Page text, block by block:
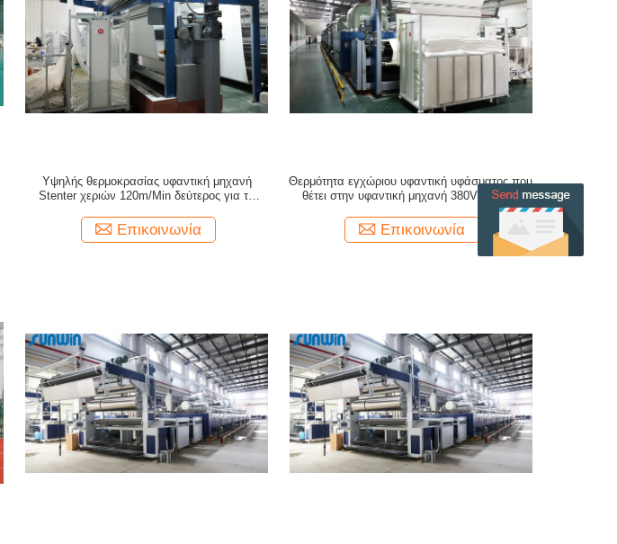
Υψηλής θερμοκρασίας υφαντική μηχανή
Stenter χεριών 120m/Min δεύτερος για τα
Επικοινωνία
Θερμότητα εγχώριου υφαντική υφάσματος που
θέτει στην υφαντική μηχανή 380V 185KW
Επικοινωνία